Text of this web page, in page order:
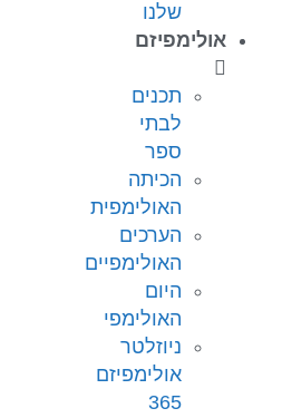
שלנו
אולימפיזם
תכנים
לבתי
ספר
הכיתה
האולימפית
הערכים
האולימפיים
היום
האולימפי
ניוזלטר
אולימפיזם
365